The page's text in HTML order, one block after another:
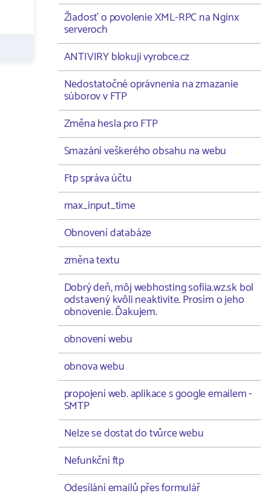
Žiadosť o povolenie XML-RPC na Nginx
serveroch
ANTIVIRY blokuji vyrobce.cz
Nedostatočné oprávnenia na zmazanie
súborov v FTP
Změna hesla pro FTP
Smazání veškerého obsahu na webu
Ftp správa účtu
max_input_time
Obnovení databáze
změna textu
Dobrý deň, môj webhosting sofiia.wz.sk bol
odstavený kvôli neaktivite. Prosím o jeho
obnovenie. Ďakujem.
obnovení webu
obnova webu
propojení web. aplikace s google emailem -
SMTP
Nelze se dostat do tvůrce webu
Nefunkční ftp
Odesílání emailů přes formulář